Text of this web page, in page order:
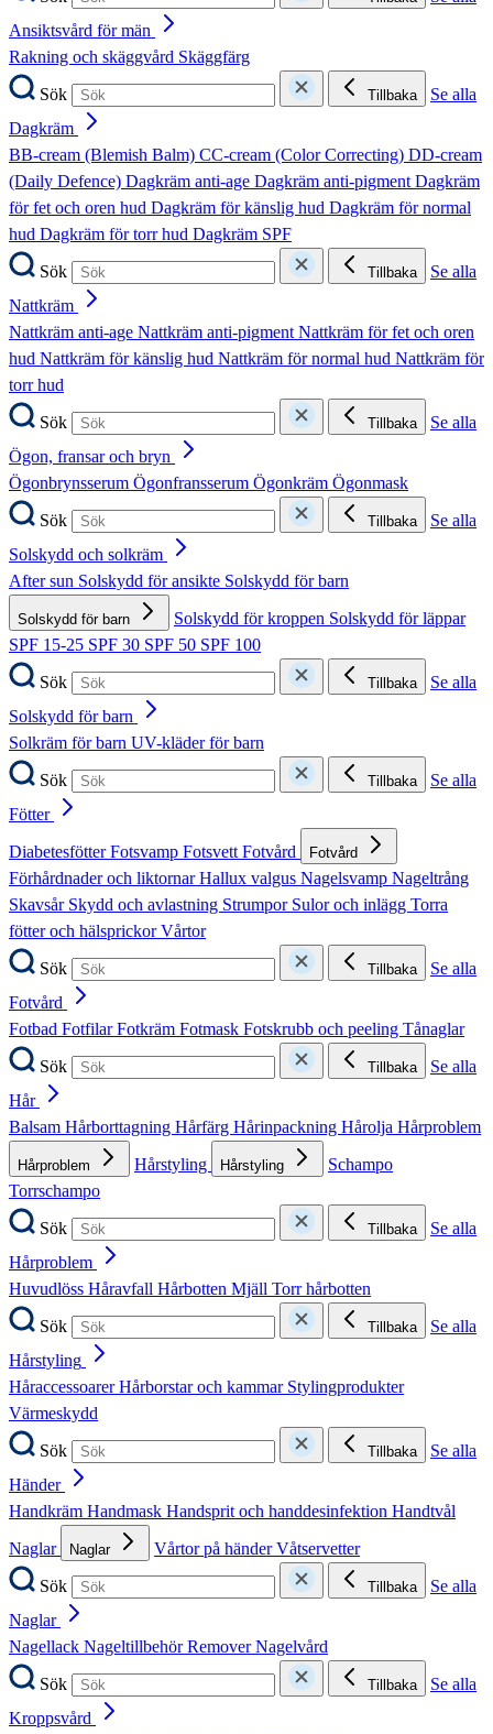
Ansiktsvård för män
Rakning och skäggvård Skäggfärg
Sök
Tillbaka
Se alla
Dagkräm
BB-cream (Blemish Balm) CC-cream (Color Correcting) DD-cream
(Daily Defence) Dagkräm anti-age Dagkräm anti-pigmentDagkräm
för fet och oren hud Dagkräm för känslig hud Dagkräm för normal
hud Dagkräm för torr hud Dagkräm SPF
Sök
Tillbaka
Se alla
Nattkräm
Nattkräm anti-age Nattkräm anti-pigmentNattkräm för fet och oren
hud Nattkräm för känslig hud Nattkräm för normal hud Nattkräm för
torr hud
Sök
Tillbaka
Se alla
Ögon, fransar och bryn
Ögonbrynsserum Ögonfransserum Ögonkräm Ögonmask
Sök
Tillbaka
Se alla
Solskydd och solkräm
After sun Solskydd för ansikte Solskydd för barn
Solskydd för barn Solskydd för kroppen Solskydd för läppar
SPF 15-25 SPF 30 SPF 50 SPF 100
Sök
Tillbaka
Se alla
Solskydd för barn
Solkräm för barn UV-kläder för barn
Sök
Tillbaka
Se alla
Fötter
DiabetesfötterFotsvamp FotsvettFotvård Fotvård
Förhårdnader och liktornarHallux valgus Nagelsvamp Nageltrång
Skavsår Skydd och avlastning Strumpor Sulor och inlägg Torra
fötter och hälsprickorVårtor
Sök
Tillbaka
Se alla
Fotvård
Fotbad FotfilarFotkräm Fotmask Fotskrubb och peeling Tånaglar
Sök
Tillbaka
Se alla
Hår
Balsam Hårborttagning Hårfärg Hårinpackning Hårolja Hårproblem
Hårproblem Hårstyling Hårstyling
Schampo
Torrschampo
Sök
Tillbaka
Se alla
Hårproblem
Huvudlöss Håravfall Hårbotten Mjäll Torr hårbotten
Sök
Tillbaka
Se alla
Hårstyling
HåraccessoarerHårborstar och kammar Stylingprodukter
Värmeskydd
Sök
Tillbaka
Se alla
Händer
Handkräm Handmask Handsprit och handdesinfektion Handtvål
Naglar
Naglar Vårtor på händerVåtservetter
Sök
Tillbaka
Se alla
Naglar
Nagellack NageltillbehörRemoverNagelvård
Sök
Tillbaka
Se alla
Kroppsvård